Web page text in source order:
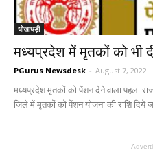
धोखाधड़ी
मध्यप्रदेश में मृतकों को भी
PGurus Newsdesk - August 7, 2022
मध्यप्रदेश मृतकों को पेंशन देने वाला पहला
जिले में मृतकों को पेंशन योजना की राशि दिये
-